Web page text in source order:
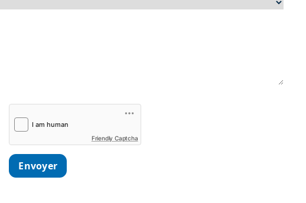
Friendly Captcha
Envoyer